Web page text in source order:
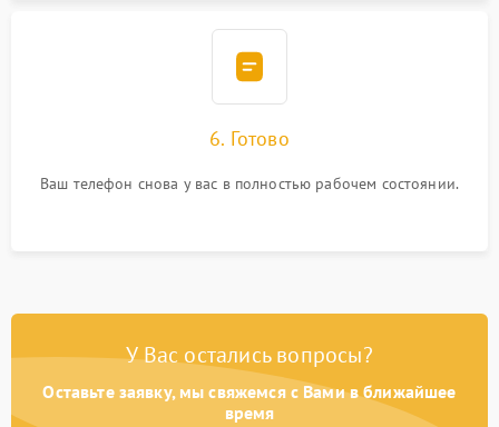
6. Готово
Ваш телефон снова у вас в полностью рабочем состоянии.
У Вас остались вопросы?
Оставьте заявку, мы свяжемся с Вами в ближайшее
время